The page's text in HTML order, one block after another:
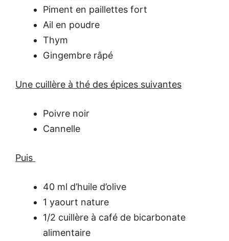
Piment en paillettes fort
Ail en poudre
Thym
Gingembre râpé
Une cuillère à thé des épices suivantes
Poivre noir
Cannelle
Puis
40 ml d’huile d’olive
1 yaourt nature
1/2 cuillère à café de bicarbonate
alimentaire